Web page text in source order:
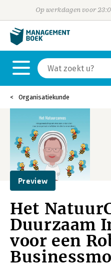
Op werkdagen voor
Organisatiekunde
Preview
Het
Duurzaam
voor een